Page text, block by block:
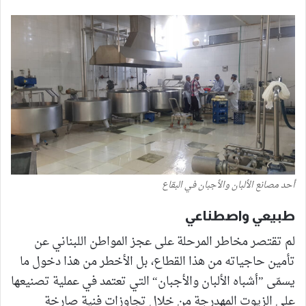
أحد مصانع الألبان والأجبان في البقاع
طبيعي واصطناعي
لم تقتصر مخاطر المرحلة على عجز المواطن اللبناني عن
تأمين حاجياته من هذا القطاع، بل الأخطر من هذا دخول ما
يسمّى ”أشباه الألبان والأجبان“ التي تعتمد في عملية تصنيعها